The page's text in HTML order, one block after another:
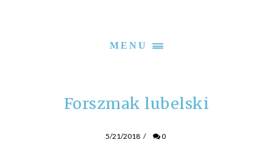
MENU
Forszmak lubelski
5/21/2018 / 0